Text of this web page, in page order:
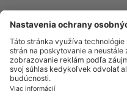
Môžeme získať